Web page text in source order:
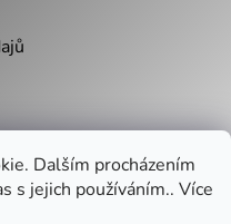
Dalším procházením
s jejich používáním.. Více